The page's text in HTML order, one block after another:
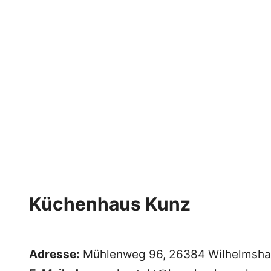
Küchenhaus Kunz
Adresse: Mühlenweg 96, 26384